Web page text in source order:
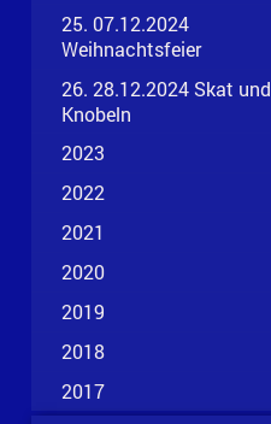
25. 07.12.2024
Weihnachtsfeier
26. 28.12.2024 Skat und
Knobeln
2023
2022
2021
2020
2019
2018
2017